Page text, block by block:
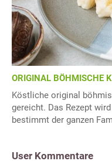
ORIGINAL BÖHMISCHE
Köstliche original
gereicht. Das Rezept
bestimmt der ganzen
User Kommentare